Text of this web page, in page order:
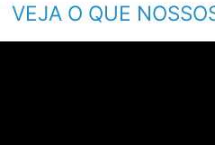
VEJA O QUE